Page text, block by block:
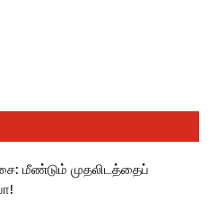
மீண்டும் முதலிடத்தைப்